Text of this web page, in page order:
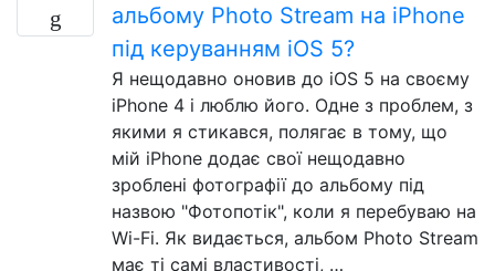
альбому Photo Stream на iPhone
під керуванням iOS 5?
Я нещодавно оновив до iOS 5 на своєму
iPhone 4 і люблю його. Одне з проблем, з
якими я стикався, полягає в тому, що
мій iPhone додає свої нещодавно
зроблені фотографії до альбому під
назвою "Фотопотік", коли я перебуваю на
Wi-Fi. Як видається, альбом Photo Stream
має ті самі властивості, …